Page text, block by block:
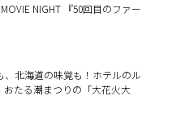
NIGHT 『50回目のファー
、北海道の味覚も！ホテルのル
たる潮まつりの「大花火大